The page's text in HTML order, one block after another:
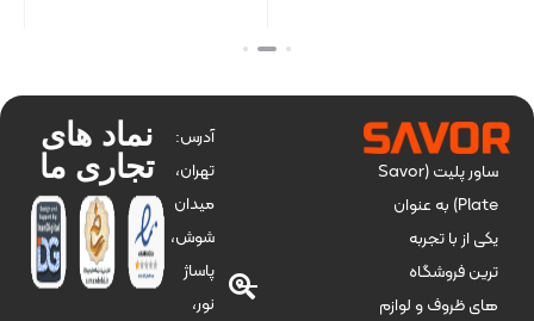
بستن
ساور پلیت (Savor
Plate) به عنوان
یکی از با تجربه
ترین فروشگاه
های ظروف و لوازم
آدرس:
تهران،
میدان
شوش،
پاساژ
نور،
نماد های
تجاری ما